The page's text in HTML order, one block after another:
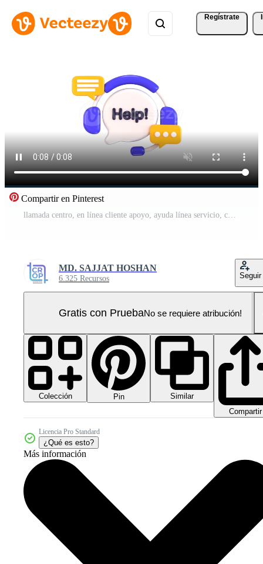
Regístrate
Compartir en Pinterest
llamada centro, en línea cliente apoyo, ayuda línea servicio, contacto nosotros cliente Servicio para personal asistente Servicio icono 3d animación Vídeo Pro
MD. SAJJAT HOSHAN
6.325 Recursos Seguir
Gratis con PruebaNo se requiere atribución!
Colección Pin
Similar
Compartir
Licencia Pro Standard
¿Qué es esto?
Más información